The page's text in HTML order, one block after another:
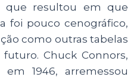
que resultou em que
foi pouco cenográfico,
como outras tabelas
Chuck Connors,
1946, arremessou